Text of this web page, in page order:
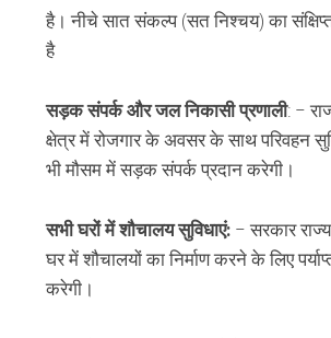
है।नीचे सात संकल्प (सत निश्चय) का संक्षिप्त
है
सड़क संपर्क और जल निकासी प्रणाली: –
क्षेत्र में रोजगार के अवसर के साथ परिवहन
भी मौसम में सड़क संपर्क प्रदान करेगी।
सभी घरों में शौचालय सुविधाएं: – सरकार
घर में शौचालयों का निर्माण करने के लिए
करेगी।